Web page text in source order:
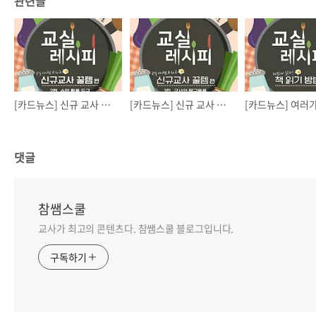
[카드뉴스] 신규 교사 꿀템_2탄 수업활용도구 [카드뉴스] 신규 교사 꿀템_1탄 교사문구용품
댓글
참쌤스쿨
교사가 최고의 콘텐츠다. 참쌤스쿨 블로그입니다.
구독하기